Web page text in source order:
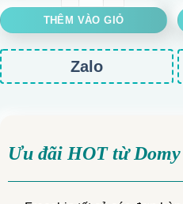
THÊM VÀO GIỎ
Zalo
Ưu đãi HOT từ